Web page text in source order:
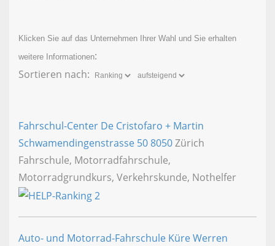
Klicken Sie auf das Unternehmen Ihrer Wahl und Sie erhalten
weitere Informationen:
Sortieren nach:
Fahrschul-Center De Cristofaro + Martin
Schwamendingenstrasse 508050Zürich
Fahrschule, Motorradfahrschule,
Motorradgrundkurs, Verkehrskunde, Nothelfer
Auto- und Motorrad-Fahrschule Küre Werren